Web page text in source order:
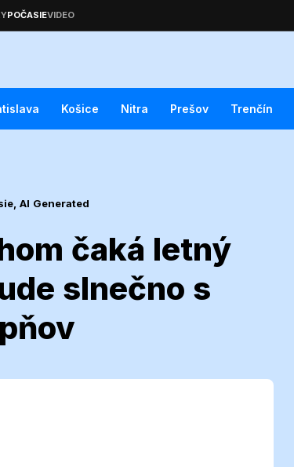
Košice Nitra Prešov Trenčín
AI Generated
čaká letný
slnečno s
Váhom
2026